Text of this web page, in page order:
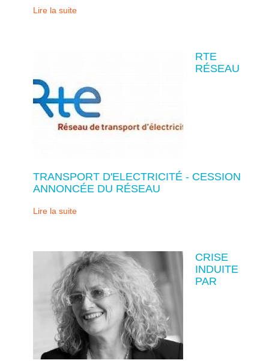
Lire la suite
RTE
RÉSEAU
TRANSPORT D'ELECTRICITÉ - CESSION
ANNONCÉE DU RÉSEAU
Lire la suite
CRISE
INDUITE
PAR